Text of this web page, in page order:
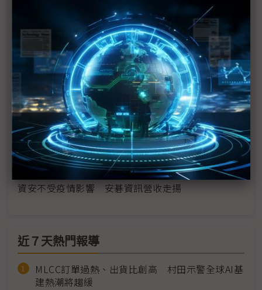
抖音成立內容諮委會 回應假新聞疑慮
疫催宅經濟 金融資安需求風起
借疫行駭 口罩預購、下載App也有資安危機？
疫情迫降 遠距藥方成趨勢
資安議題日趨重要 雲端、郵件安全不可忽視
疫情帶動視訊需求 Zoom成長卻漸緩
資安不受疫情影響 安碁資訊營收走揚
近７天熱門報導
MLCC訂單過熱、出貨比創高 村田示警全球AI基
建熱潮將趨緩